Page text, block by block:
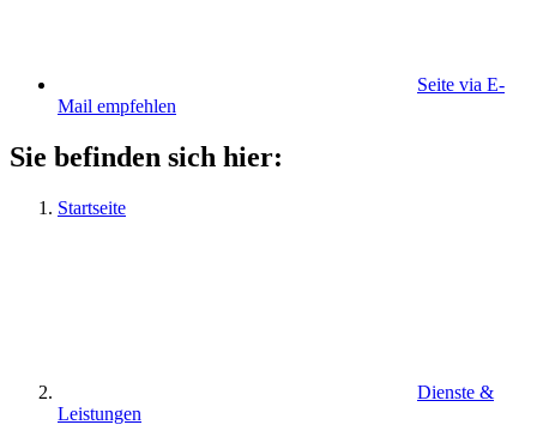
Seite via E-
Mail empfehlen
Sie befinden sich hier:
Startseite
Dienste &
Leistungen